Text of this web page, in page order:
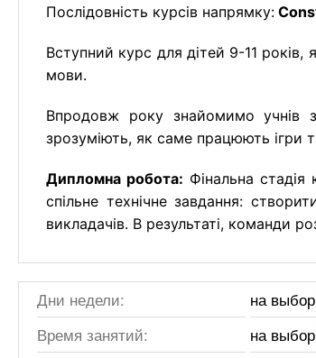
Послідовність курсів напрямку:
Вступний курс для дітей 9-11 років,
мови.
Впродовж року знайомимо учнів
зрозуміють, як саме працюють ігри
Дипломна робота: Фінальна
спільне технічне завдання:
викладачів. В результаті, команди
Дни недели:
на выбор
Время занятий:
на выбор